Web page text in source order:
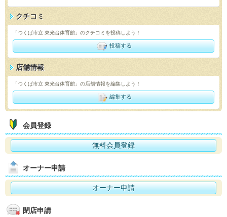
クチコミ
「つくば市立 東光台体育館」のクチコミを投稿しよう！
投稿する
店舗情報
「つくば市立 東光台体育館」の店舗情報を編集しよう！
編集する
会員登録
無料会員登録
オーナー申請
オーナー申請
閉店申請